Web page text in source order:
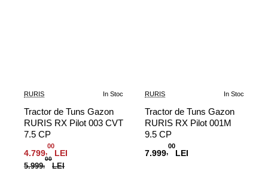
-20%
RURIS In Stoc
Tractor de Tuns Gazon
RURIS RX Pilot 003 CVT
7.5 CP
4.799,
00
LEI
5.999,
00
LEI
RURIS In Stoc
Tractor de Tuns Gazon
RURIS RX Pilot 001M
9.5 CP
7.999,
00
LEI